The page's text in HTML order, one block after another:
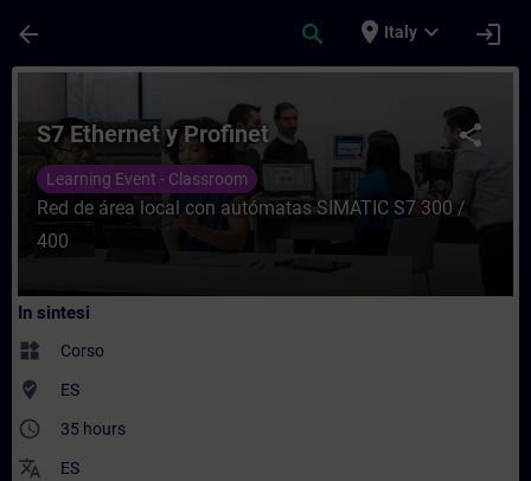
arrow_back search place Italy expand_more login
share
S7 Ethernet y Profinet
Learning Event - Classroom
Red de área local con autómatas SIMATIC S7 300 /
400
In sintesi
widgets Corso
where_to_vote ES
access_time 35 hours
translate ES